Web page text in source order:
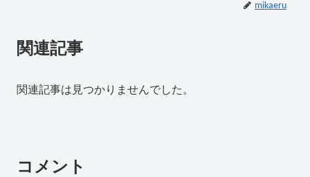
mikaeru
関連記事
関連記事は見つかりませんでした。
コメント